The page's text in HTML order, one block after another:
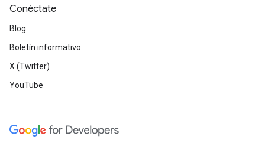
Conéctate
Blog
Boletín informativo
X (Twitter)
YouTube